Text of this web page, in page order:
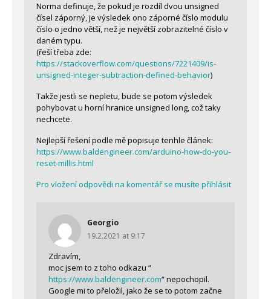
Norma definuje, že pokud je rozdíl dvou unsigned
čísel záporný, je výsledek ono záporné číslo modulu
číslo o jedno větší, než je největší zobrazitelné číslo v
daném typu.
(řeší třeba zde:
https://stackoverflow.com/questions/7221409/is-
unsigned-integer-subtraction-defined-behavior)
Takže jestli se nepletu, bude se potom výsledek
pohybovat u horní hranice unsigned long, což taky
nechcete.
Nejlepší řešení podle mě popisuje tenhle článek:
https://www.baldengineer.com/arduino-how-do-you-
reset-millis.html
Pro vložení odpovědi na komentář se musíte přihlásit
Georgio
19.2.2021 at 9:17
Zdravím,
moc jsem to z toho odkazu “
https://www.baldengineer.com“ nepochopil.
Google mi to přeložil, jako že se to potom začne